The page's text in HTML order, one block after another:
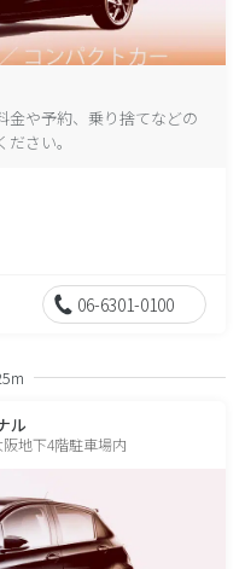
金や予約、乗り捨てなどの
さい。
06-6301-0100
ル
地下4階駐車場内